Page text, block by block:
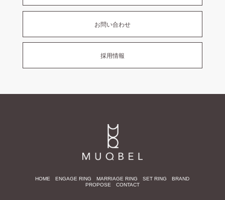
お問い合わせ
採用情報
HOME ENGAGE RING MARRIAGE RING SET RING
BRAND
PROPOSE
CONTACT